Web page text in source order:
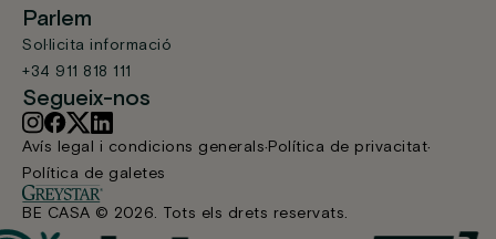
Parlem
Sol·licita informació
+34 911 818 111
Segueix-nos
Avís legal i condicions generals Política de privacitat
Política de galetes
BE CASA © 2026. Tots els drets reservats.